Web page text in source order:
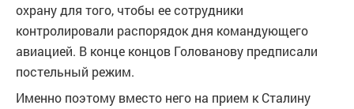
охрану для того, чтобы ее сотрудники
контролировали распорядок дня командующего
авиацией. В конце концов Голованову предписали
постельный режим.
Именно поэтому вместо него на прием к Сталину